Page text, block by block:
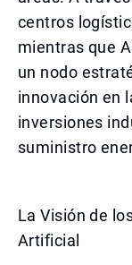
centros
mientras que
un nodo
innovación en
inversiones
suministro
La Visión de
Artificial